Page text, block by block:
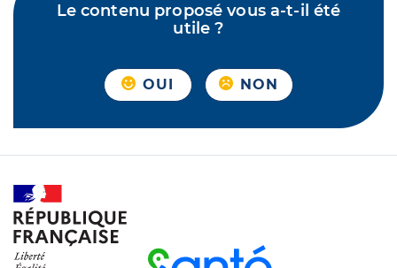
Le contenu proposé vous a-t-il été
utile ?
OUI NON